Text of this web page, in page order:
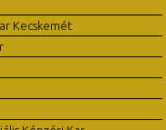
Kecskemét